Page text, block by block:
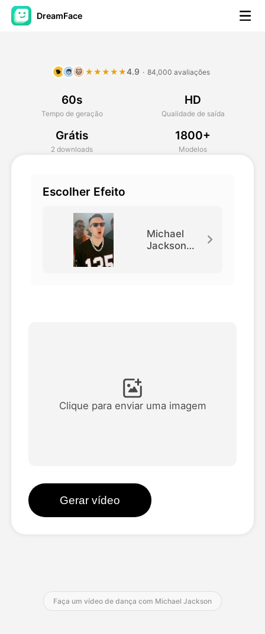
DreamFace
Vídeo Avatar
AI Video
Ver todos os modelos
Blog
🐕 🧑 🐱 ★★★★★4.9 · 84,000 avaliações
60s
Tempo de geração
HD
Qualidade de saída
Grátis
2 downloads
1800+
Modelos
Escolher Efeito
Michael
Jackson
Clique para enviar uma imagem
Gerar vídeo
Faça um vídeo de dança com Michael Jackson